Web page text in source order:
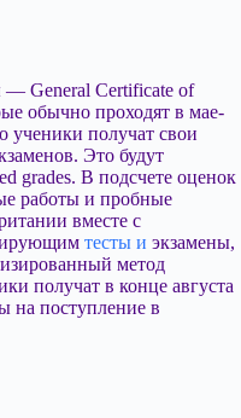
General Certificate of
обычно проходят в мае-
ученики получат свои
Это будут
grades. В подсчете оценок
работы и пробные
вместе с
тесты и экзамены,
метод
получат в конце августа
на поступление в